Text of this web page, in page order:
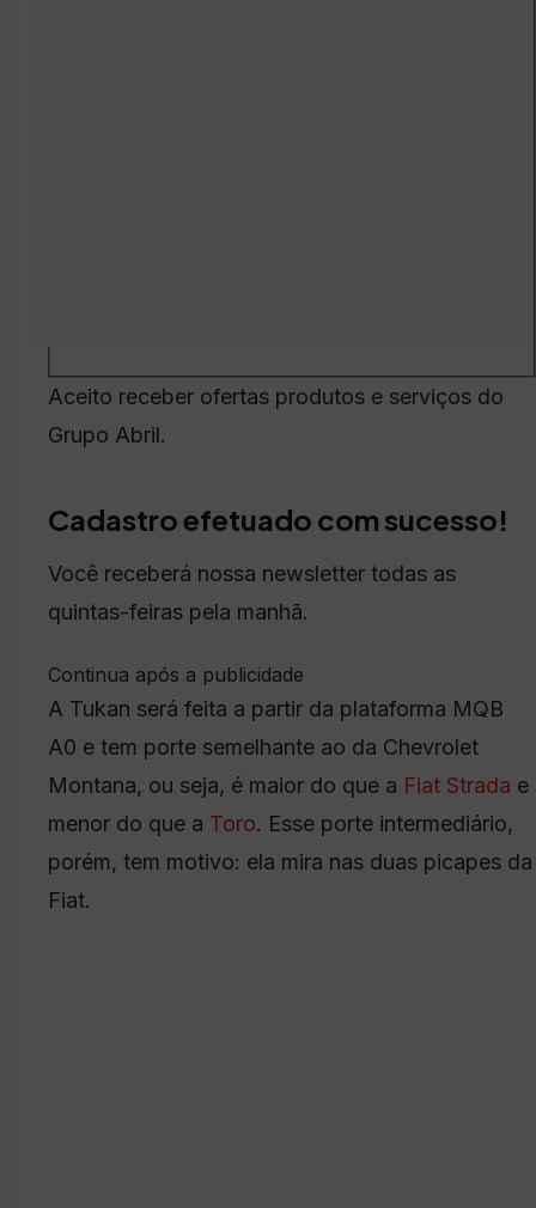
Aceito receber ofertas produtos e serviços do
Grupo Abril.
Cadastro efetuado com sucesso!
Você receberá nossa newsletter todas as
quintas-feiras pela manhã.
Continua após a publicidade
A Tukan será feita a partir da plataforma MQB
A0 e tem porte semelhante ao da Chevrolet
Montana, ou seja, é maior do que a Fiat Strada e
menor do que a Toro. Esse porte intermediário,
porém, tem motivo: ela mira nas duas picapes da
Fiat.